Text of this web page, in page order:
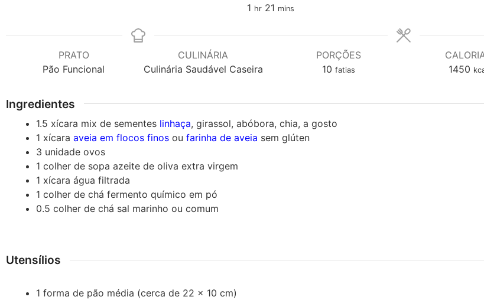
1 hora
hr 21 minutes
mins
PRATO
Pão Funcional
CULINÁRIA
Culinária Saudável Caseira
PORÇÕES
10 fatias
1450
Ingredientes
1.5 xícara mix de sementes linhaça, girassol, abóbora, chia, a gosto
1 xícara aveia em flocos finos oufarinha de aveia sem glúten
3 unidade ovos
1 colher de sopa azeite de oliva extra virgem
1 xícara água filtrada
1 colher de chá fermento químico em pó
0.5 colher de chá sal marinho ou comum
Utensílios
1 forma de pão média (cerca de 22 x 10 cm)